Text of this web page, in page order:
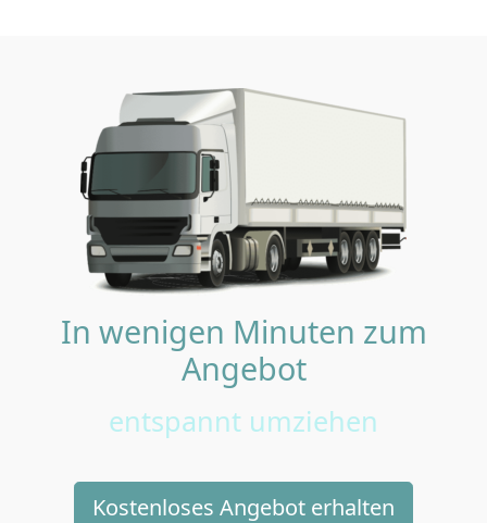
In wenigen Minuten zum
Angebot
entspannt umziehen
Kostenloses Angebot erhalten